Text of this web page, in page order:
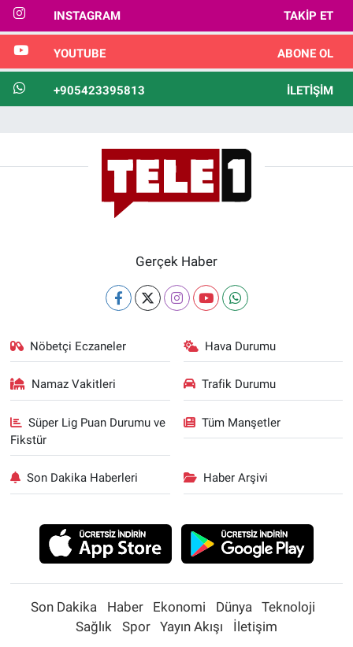
INSTAGRAM TAKIP ET
YOUTUBE ABONE OL
+905423395813 İLETIŞIM
Gerçek Haber
Nöbetçi Eczaneler Hava Durumu
Namaz Vakitleri Trafik Durumu
Süper Lig Puan Durumu ve
Fikstür
Tüm Manşetler
Son Dakika Haberleri Haber Arşivi
Son Dakika Haber Ekonomi Dünya
Teknoloji
Sağlık
Spor Yayın Akışı İletişim